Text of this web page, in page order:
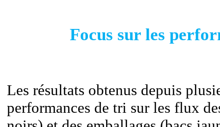
Focus sur les
Les résultats obtenus depuis
performances de tri sur les flux